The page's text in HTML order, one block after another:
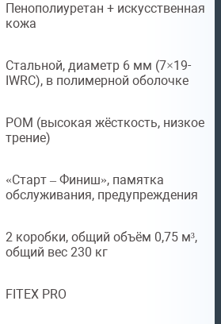
Пенополиуретан + искусственная
кожа
Стальной, диаметр 6 мм (7×19-
IWRC), в полимерной оболочке
POM (высокая жёсткость, низкое
трение)
«Старт – Финиш», памятка
обслуживания, предупреждения
2 коробки, общий объём 0,75 м³,
общий вес 230 кг
FITEX PRO